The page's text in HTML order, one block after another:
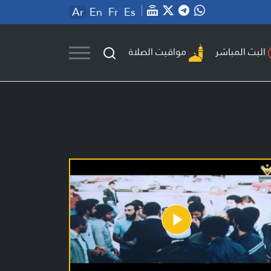
Ar En Fr Es
البث المباشر مواقيت الصلاة